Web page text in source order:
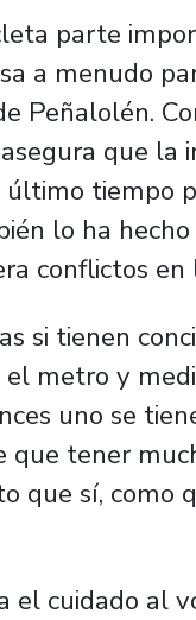
parte
a menudo
Peñalolén.
que
tiempo
lo ha
conflictos en
si tienen
metro y
uno se
tener
que sí, como
el cuidado al